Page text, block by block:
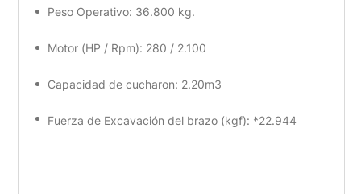
Peso Operativo: 36.800 kg.
Motor (HP / Rpm): 280 / 2.100
Capacidad de cucharon: 2.20m3
Fuerza de Excavación del brazo (kgf): *22.944